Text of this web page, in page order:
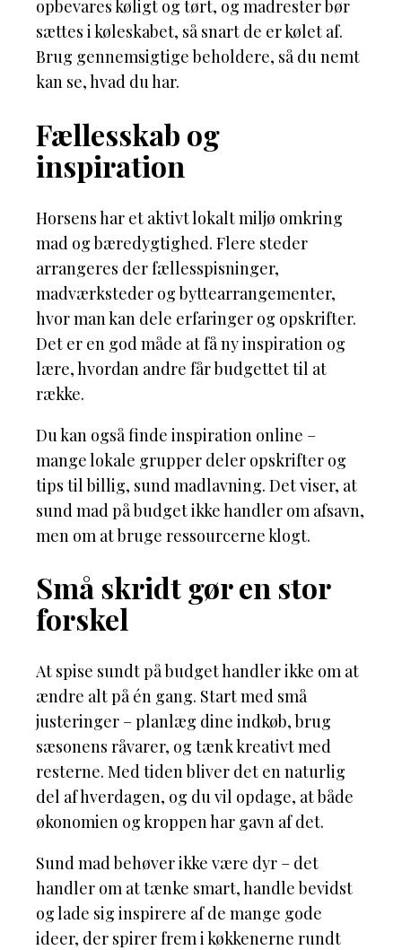
opbevares køligt og tørt, og madrester bør
sættes i køleskabet, så snart de er kølet af.
Brug gennemsigtige beholdere, så du nemt
kan se, hvad du har.
Fællesskab og
inspiration
Horsens har et aktivt lokalt miljø omkring
mad og bæredygtighed. Flere steder
arrangeres der fællesspisninger,
madværksteder og byttearrangementer,
hvor man kan dele erfaringer og opskrifter.
Det er en god måde at få ny inspiration og
lære, hvordan andre får budgettet til at
række.
Du kan også finde inspiration online –
mange lokale grupper deler opskrifter og
tips til billig, sund madlavning. Det viser, at
sund mad på budget ikke handler om afsavn,
men om at bruge ressourcerne klogt.
Små skridt gør en stor
forskel
At spise sundt på budget handler ikke om at
ændre alt på én gang. Start med små
justeringer – planlæg dine indkøb, brug
sæsonens råvarer, og tænk kreativt med
resterne. Med tiden bliver det en naturlig
del af hverdagen, og du vil opdage, at både
økonomien og kroppen har gavn af det.
Sund mad behøver ikke være dyr – det
handler om at tænke smart, handle bevidst
og lade sig inspirere af de mange gode
ideer, der spirer frem i køkkenerne rundt